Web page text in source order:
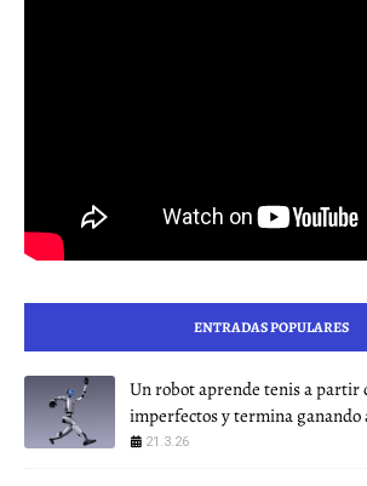
ENTRADAS POPULARES
Un robot aprende tenis a partir
imperfectos y termina ganando
21.3.26